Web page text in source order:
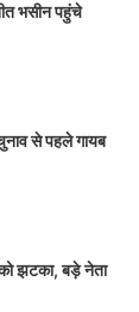
भसीन पहुंचे
से पहले गायब
झटका, बड़े नेता